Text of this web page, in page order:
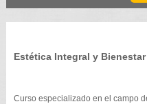
Estética Integral y
Curso especializado en el campo